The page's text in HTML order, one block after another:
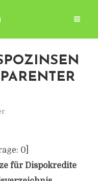
0]
für Dispokredite